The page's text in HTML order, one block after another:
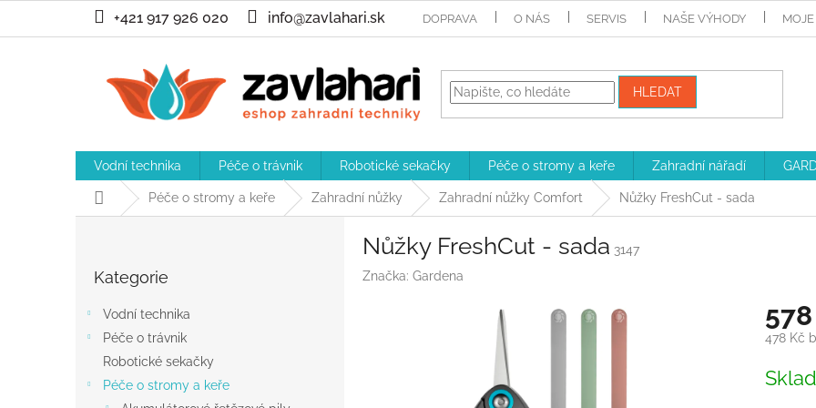
obsah
+421 917 926 020 info@zavlahari.sk DOPRAVA O NÁS SERVIS NAŠE VÝHODY MOJE
HLEDAT
Vodní technika Péče o trávnik Robotické sekačky Péče o stromy a keře Zahradní nářadí
Domů Péče o stromy a keře Zahradní nůžky Zahradní nůžky Comfort Nůžky FreshCut - sada
kategorie
Kategorie
Vodní technika
Péče o trávnik
Robotické sekačky
Péče o stromy a keře
Nůžky FreshCut - sada 3147
Značka: Gardena
478 Kč
cena: